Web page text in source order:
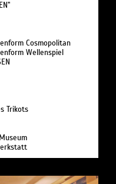
Cosmopolitan
Wellenspiel
Trikots